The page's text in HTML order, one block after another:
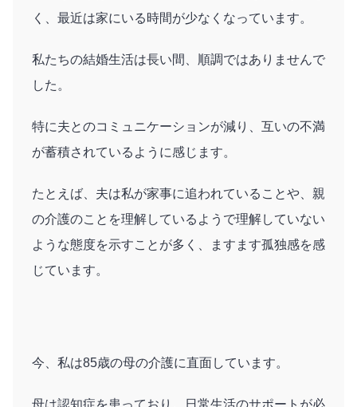
く、最近は家にいる時間が少なくなっています。
私たちの結婚生活は長い間、順調ではありませんで
した。
特に夫とのコミュニケーションが減り、互いの不満
が蓄積されているように感じます。
たとえば、夫は私が家事に追われていることや、親
の介護のことを理解しているようで理解していない
ような態度を示すことが多く、ますます孤独感を感
じています。
今、私は85歳の母の介護に直面しています。
母は認知症を患っており、日常生活のサポートが必